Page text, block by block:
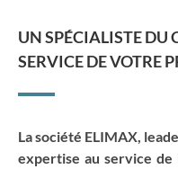
UN SPÉCIALISTE DU
SERVICE DE VOTRE
La société ELIMAX,
expertise au service de